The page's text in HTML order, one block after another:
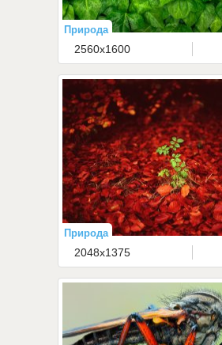
Природа
2560x1600
Природа
2048x1375